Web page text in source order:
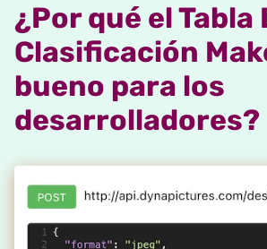
¿Por qué el Tabla
Clasificación
bueno para los
desarrolladores?